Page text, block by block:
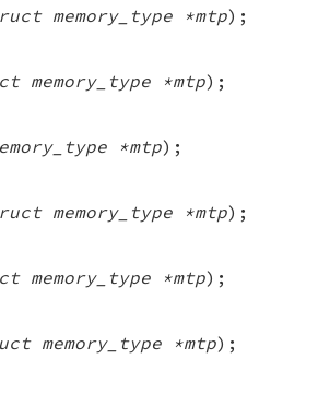
memory_type *mtp);
memory_type *mtp);
*mtp);
memory_type *mtp);
memory_type *mtp);
memory_type *mtp);